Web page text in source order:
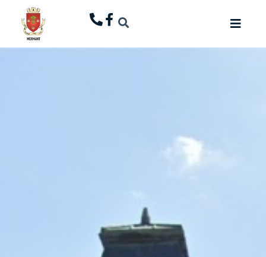
principal